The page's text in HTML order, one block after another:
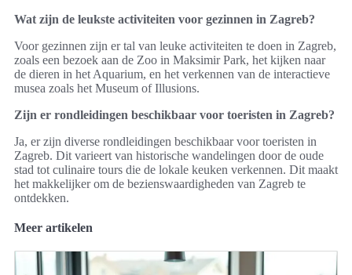
Wat zijn de leukste activiteiten voor gezinnen in Zagreb?
Voor gezinnen zijn er tal van leuke activiteiten te doen in Zagreb,
zoals een bezoek aan de Zoo in Maksimir Park, het kijken naar
de dieren in het Aquarium, en het verkennen van de interactieve
musea zoals het Museum of Illusions.
Zijn er rondleidingen beschikbaar voor toeristen in Zagreb?
Ja, er zijn diverse rondleidingen beschikbaar voor toeristen in
Zagreb. Dit varieert van historische wandelingen door de oude
stad tot culinaire tours die de lokale keuken verkennen. Dit maakt
het makkelijker om de bezienswaardigheden van Zagreb te
ontdekken.
Meer artikelen